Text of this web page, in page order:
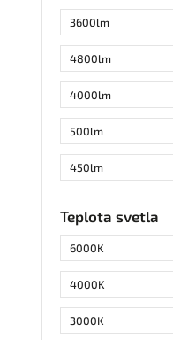
3600lm
4800lm
4000lm
500lm
450lm
8820lm
2800lm
6480lm
Teplota svetla
6000K
4000K
3000K